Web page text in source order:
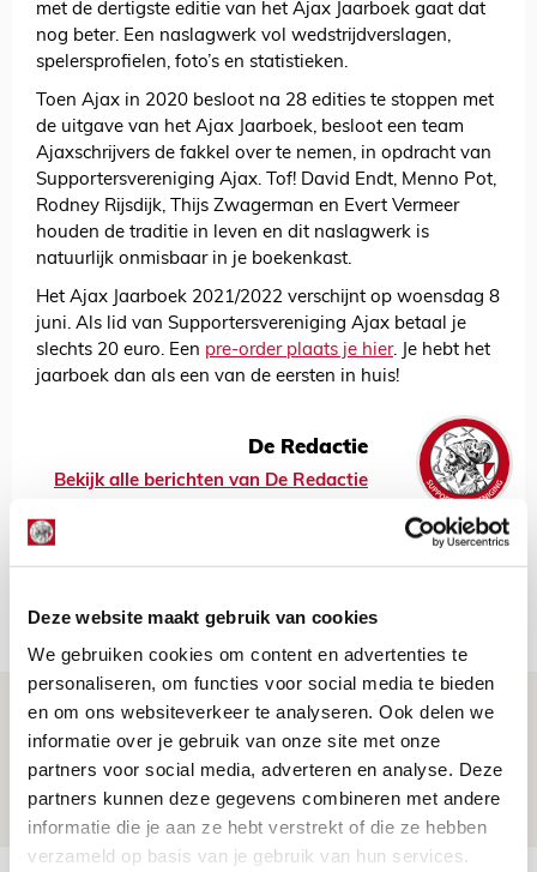
Deze website maakt gebruik van cookies
We gebruiken cookies om content en advertenties te
personaliseren, om functies voor social media te bieden
en om ons websiteverkeer te analyseren. Ook delen we
informatie over je gebruik van onze site met onze
partners voor social media, adverteren en analyse. Deze
partners kunnen deze gegevens combineren met andere
informatie die je aan ze hebt verstrekt of die ze hebben
verzameld op basis van je gebruik van hun services.
met de dertigste editie van het Ajax Jaarboek gaat dat
nog beter. Een naslagwerk vol wedstrijdverslagen,
spelersprofielen, foto’s en statistieken.
Toen Ajax in 2020 besloot na 28 edities te stoppen met
de uitgave van het Ajax Jaarboek, besloot een team
Ajaxschrijvers de fakkel over te nemen, in opdracht van
Supportersvereniging Ajax. Tof! David Endt, Menno Pot,
Rodney Rijsdijk, Thijs Zwagerman en Evert Vermeer
houden de traditie in leven en dit naslagwerk is
natuurlijk onmisbaar in je boekenkast.
Het Ajax Jaarboek 2021/2022 verschijnt op woensdag 8
juni. Als lid van Supportersvereniging Ajax betaal je
slechts 20 euro. Een pre-order plaats je hier. Je hebt het
jaarboek dan als een van de eersten in huis!
De Redactie
Bekijk alle berichten van De Redactie
Net binnen //
Word ballenjongen of -meid bij Jong
Ajax - Helmond Sport!
06 AUGUSTUS 2026 - 13:13
PRIJSVRAAG